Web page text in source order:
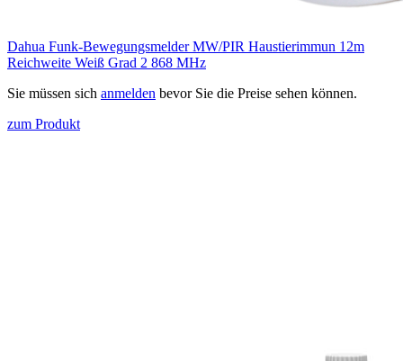
Dahua Funk-Bewegungsmelder MW/PIR Haustierimmun 12m
Reichweite Weiß Grad 2 868 MHz
Sie müssen sich anmelden bevor Sie die Preise sehen können.
zum Produkt